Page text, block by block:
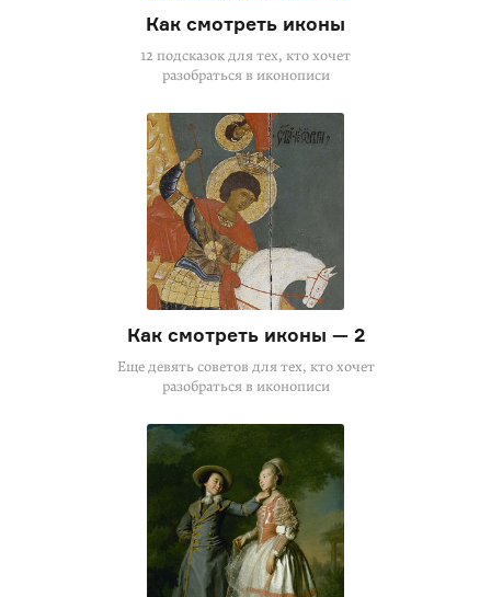
Как смотреть иконы
12 подсказок для тех, кто хочет
разобраться в иконописи
Как смотреть иконы — 2
Еще девять советов для тех, кто хочет
разобраться в иконописи